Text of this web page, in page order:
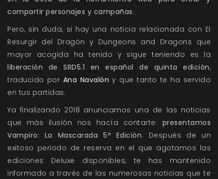
compartir personajes y campañas.
Pero, sin duda, si hay una noticia relacionada con El
Resurgir del Dragón y Dungeons and Dragons que
mayor acogida ha tenido y sigue teniendo es la
liberación de SRD5.1 en español de quinta edición,
traducido por Ana Navalón y que tanto te ha servido
en tus partidas.
Ya finalizando 2018 anunciamos una de las noticias
que más ilusión nos hacía contarte: presentamos
Vampiro: La Mascarada 5ª Edición. Después de un
exitoso periodo de reserva en el que agotamos las
ediciones Deluxe disponibles, te has mantenido
informado a través de las numerosas noticias que te